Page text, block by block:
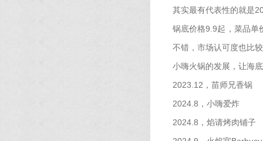
其实最有代表性的就是
锅底价格9.9起，菜品单
不错，市场认可度也比
小嗨火锅的发展，让海
2023.12，苗师兄香锅
2024.8，小嗨爱炸
2024.8，焰请烤肉铺子